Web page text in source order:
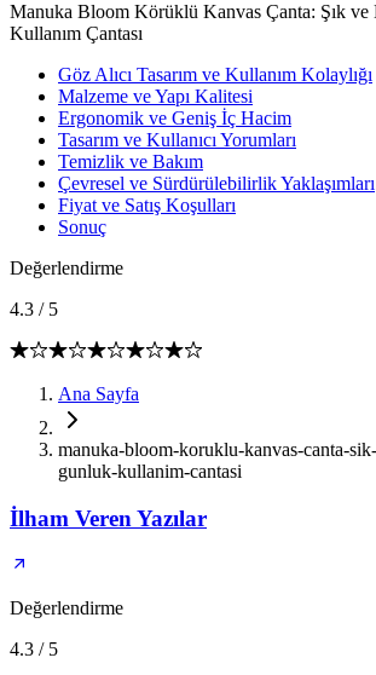
Manuka Bloom Körüklü Kanvas Çanta: Şık ve
Kullanım Çantası
Göz Alıcı Tasarım ve Kullanım Kolaylığı
Malzeme ve Yapı Kalitesi
Ergonomik ve Geniş İç Hacim
Tasarım ve Kullanıcı Yorumları
Temizlik ve Bakım
Çevresel ve Sürdürülebilirlik Yaklaşımları
Fiyat ve Satış Koşulları
Sonuç
Değerlendirme
4.3 / 5
Ana Sayfa
manuka-bloom-koruklu-kanvas-canta-
gunluk-kullanim-cantasi
İlham Veren Yazılar
Değerlendirme
4.3 / 5